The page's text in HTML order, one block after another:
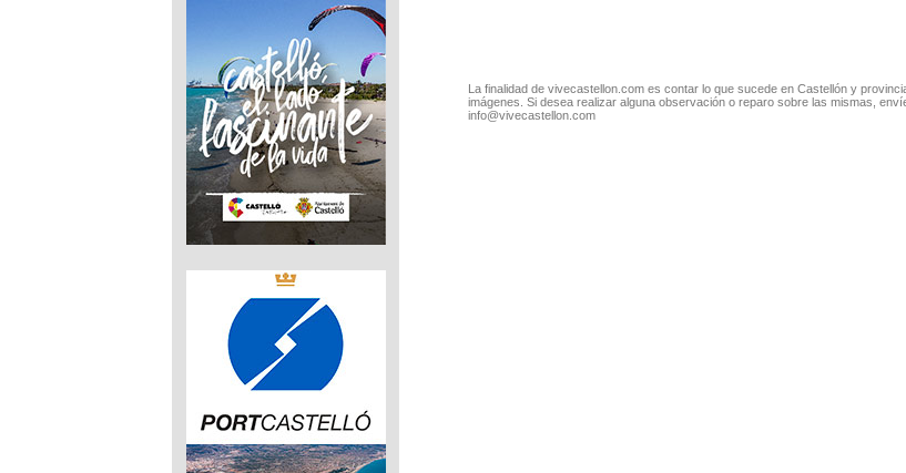
La finalidad de vivecastellon.com es contar lo que sucede en Castellón y
imágenes. Si desea realizar alguna observación o reparo sobre las mismas,
info@vivecastellon.com